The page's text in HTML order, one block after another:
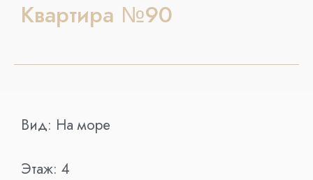
Квартира №90
Вид: На море
Этаж: 4